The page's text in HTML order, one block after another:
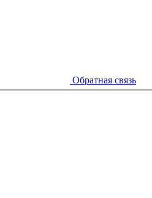
Обратная связь